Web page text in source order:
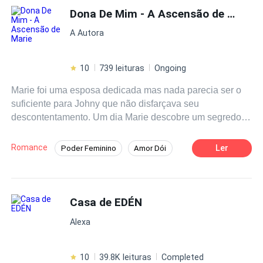
Dona De Mim - A Ascensão de Marie
A Autora
10 739 leituras Ongoing
Marie foi uma esposa dedicada mas nada parecia ser o
suficiente para Johny que não disfarçava seu
descontentamento. Um dia Marie descobre um segredo
A vida lhe deu uma chance de recomeçar e fazer todos
os culpados pelo seu sofrimento pagarem muito caro.
contamine o seu coração de tal forma que nunca mais
olhará para os homens de outra maneira?
Romance Poder Feminino Amor Dói Ler
Casa de EDÉN
Alexa
10 39.8K leituras Completed